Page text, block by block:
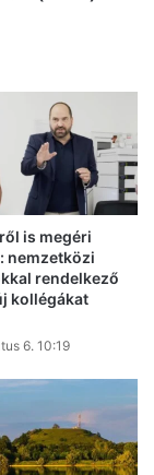
is megéri
nemzetközi
rendelkező
kollégákat
6. 10:19